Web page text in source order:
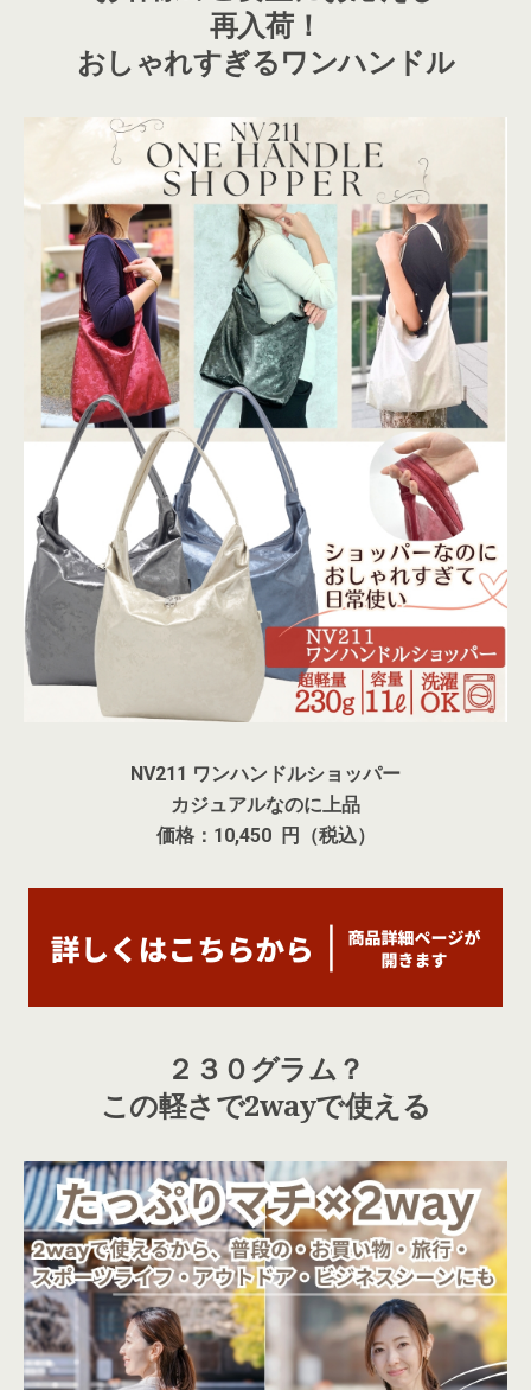
再入荷！
おしゃれすぎるワンハンドル
NV211 ワンハンドルショッパー
カジュアルなのに上品
価格：10,450 円（税込）
２３０グラム？
この軽さで2wayで使える